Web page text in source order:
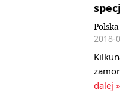
2018-
dalej »